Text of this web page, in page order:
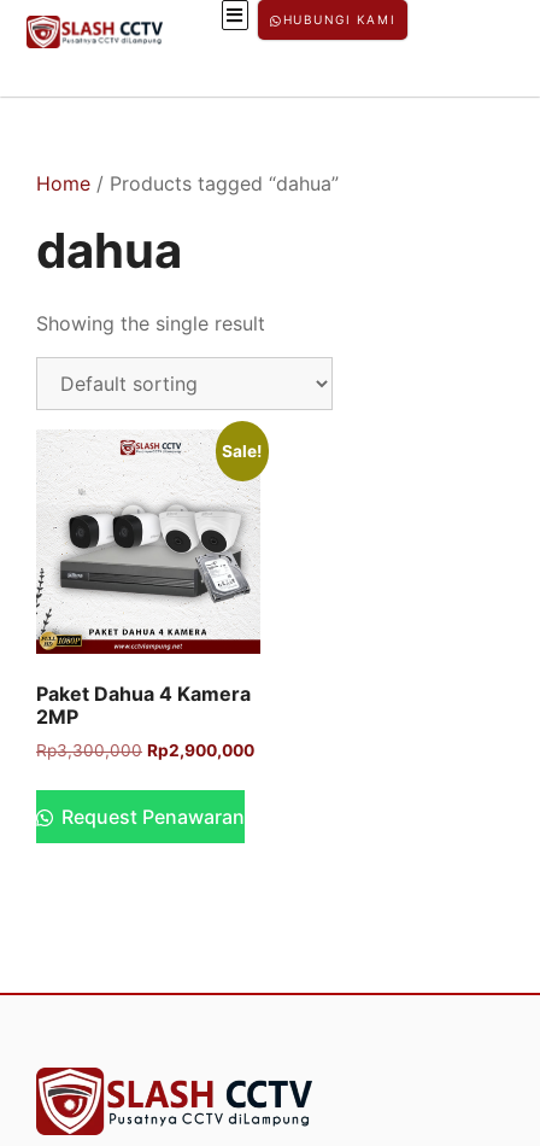
HUBUNGI KAMI
Home / Products tagged “dahua”
dahua
Showing the single result
Sale!
Paket Dahua 4 Kamera
2MP
Rp3,300,000 Rp2,900,000
Request Penawaran